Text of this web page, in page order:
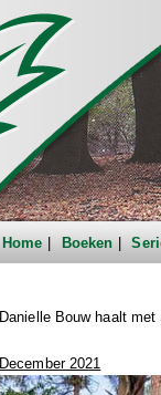
Home Boeken
Danielle Bouw haalt
December 2021